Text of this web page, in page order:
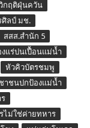
กฤติฝุ่นควัน
ศิลป์ มช.
สสส.สำนัก 5
แร่ปนเปื้อนแม่น้ำ
หัวคิวบัตรชมพู
าชนปกป้องแม่น้ำ
ไม่ใช่ค่ายทหาร